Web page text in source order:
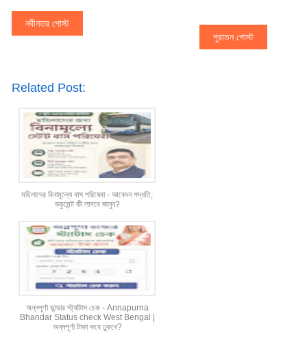
নবীনতর পোস্ট
পুরাতন পোস্ট
Related Post:
মহিলাদের বিনামূল্যে বাস পরিষেবা - আবেদন পদ্ধতি,
ডকুমেন্ট কী লাগবে জানুন?
অন্নপূর্ণা ভান্ডার স্ট্যাটাস চেক - Annapurna
Bhandar Status check West Bengal |
অন্নপূর্ণা টাকা কবে ঢুকবে?